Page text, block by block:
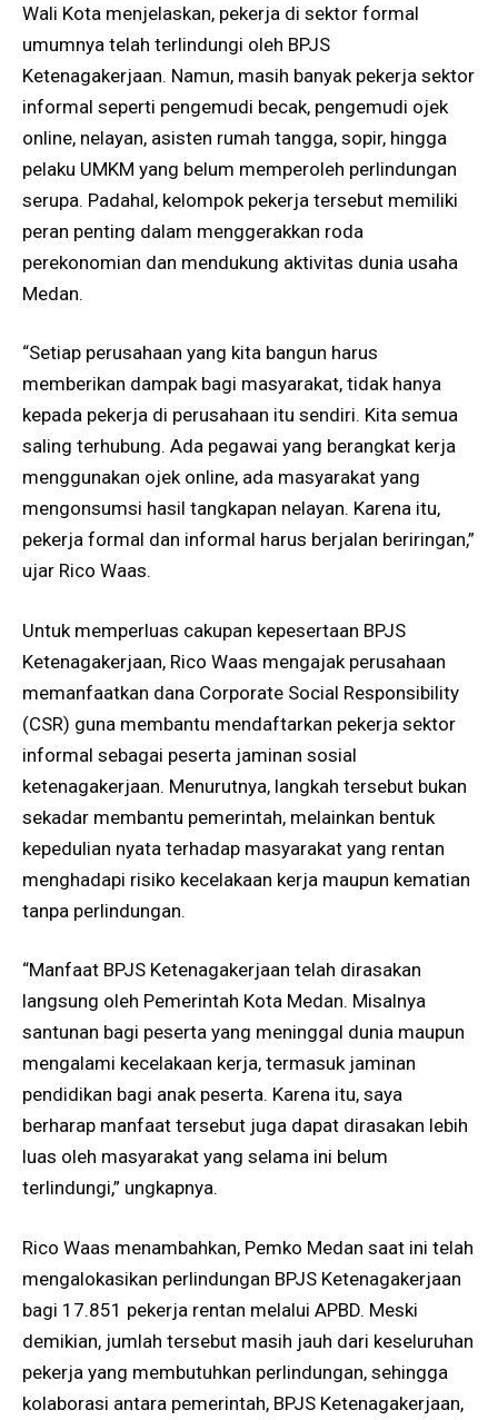
Wali Kota menjelaskan, pekerja di sektor formal
umumnya telah terlindungi oleh BPJS
Ketenagakerjaan. Namun, masih banyak pekerja sektor
informal seperti pengemudi becak, pengemudi ojek
online, nelayan, asisten rumah tangga, sopir, hingga
pelaku UMKM yang belum memperoleh perlindungan
serupa. Padahal, kelompok pekerja tersebut memiliki
peran penting dalam menggerakkan roda
perekonomian dan mendukung aktivitas dunia usaha
Medan.
“Setiap perusahaan yang kita bangun harus
memberikan dampak bagi masyarakat, tidak hanya
kepada pekerja di perusahaan itu sendiri. Kita semua
saling terhubung. Ada pegawai yang berangkat kerja
menggunakan ojek online, ada masyarakat yang
mengonsumsi hasil tangkapan nelayan. Karena itu,
pekerja formal dan informal harus berjalan beriringan,”
ujar Rico Waas.
Untuk memperluas cakupan kepesertaan BPJS
Ketenagakerjaan, Rico Waas mengajak perusahaan
memanfaatkan dana Corporate Social Responsibility
(CSR) guna membantu mendaftarkan pekerja sektor
informal sebagai peserta jaminan sosial
ketenagakerjaan. Menurutnya, langkah tersebut bukan
sekadar membantu pemerintah, melainkan bentuk
kepedulian nyata terhadap masyarakat yang rentan
menghadapi risiko kecelakaan kerja maupun kematian
tanpa perlindungan.
“Manfaat BPJS Ketenagakerjaan telah dirasakan
langsung oleh Pemerintah Kota Medan. Misalnya
santunan bagi peserta yang meninggal dunia maupun
mengalami kecelakaan kerja, termasuk jaminan
pendidikan bagi anak peserta. Karena itu, saya
berharap manfaat tersebut juga dapat dirasakan lebih
luas oleh masyarakat yang selama ini belum
terlindungi,” ungkapnya.
Rico Waas menambahkan, Pemko Medan saat ini telah
mengalokasikan perlindungan BPJS Ketenagakerjaan
bagi 17.851 pekerja rentan melalui APBD. Meski
demikian, jumlah tersebut masih jauh dari keseluruhan
pekerja yang membutuhkan perlindungan, sehingga
kolaborasi antara pemerintah, BPJS Ketenagakerjaan,